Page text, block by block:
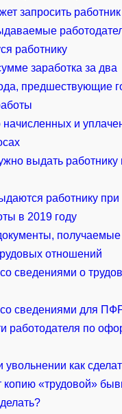
запросить работник
работнику
заработка за два
предшествующие
и
выдать работнику
работнику при
в 2019 году
получаемые
отношений
сведениями о
сведениями для
работодателя по
как
копию «трудовой»